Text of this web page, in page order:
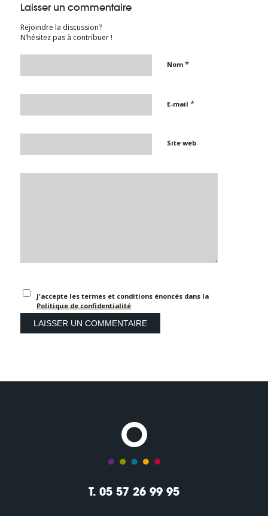
Laisser un commentaire
Rejoindre la discussion?
N’hésitez pas à contribuer !
Nom *
E-mail *
Site web
J'accepte les termes et conditions énoncés dans la
Politique de confidentialité
T. 05 57 26 99 95